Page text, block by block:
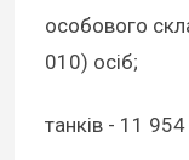
особового
010) осіб;
танків - 11